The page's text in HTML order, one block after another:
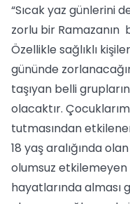
“Sıcak yaz günlerini
zorlu bir Ramazanın
Özellikle sağlıklı
gününde
taşıyan belli
olacaktır.
tutmasından
18 yaş aralığında
olumsuz
hayatlarında alması